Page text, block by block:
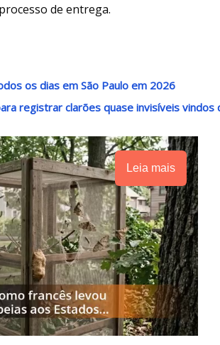
de entrega.
os dias em São Paulo em 2026
registrar clarões quase invisíveis vindos
Leia mais